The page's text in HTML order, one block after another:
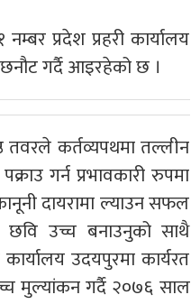
प्रदेश प्रहरी कार्यालय
छनौट गर्दै आइरहेको छ ।
तवरले कर्तव्यपथमा तल्लीन
गर्न प्रभावकारी रुपमा
दायरामा ल्याउन सफल
छवि उच्च बनाउनुको साथै
उदयपुरमा कार्यरत
मुल्यांकन गर्दै २०७६ साल